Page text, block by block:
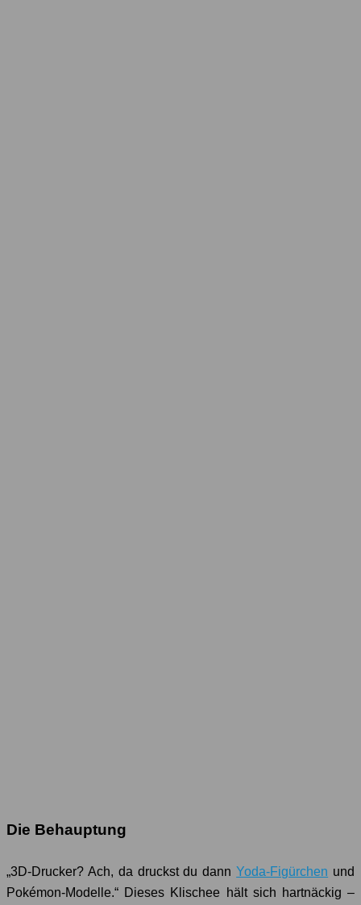
Die Behauptung
„3D-Drucker? Ach, da druckst du dannYoda-Figürchen und
Pokémon-Modelle.“ Dieses Klischee hält sich hartnäckig –